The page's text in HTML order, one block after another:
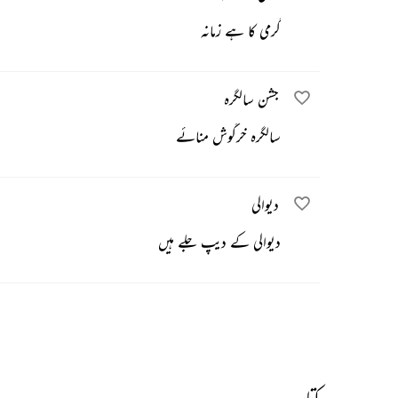
گرمی کا ہے زمانہ
جشن سالگرہ
سالگرہ خرگوش منائے
دیوالی
دیوالی کے دیپ جلے ہیں